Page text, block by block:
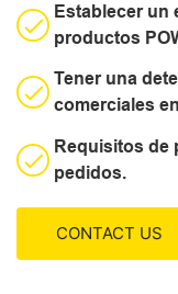
Establecer un
productos
Tener una
comerciales
Requisitos de
pedidos.
CONTACT US